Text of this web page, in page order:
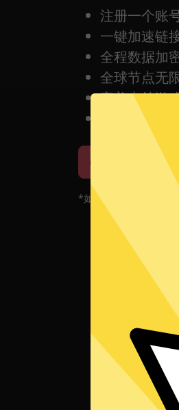
注册一个账
一键加速链
全程数据加
全球节点无
完美支持游
每日签到打
*如果您的App当前遇